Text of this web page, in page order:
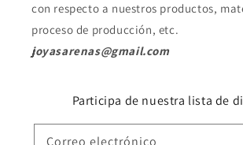
con respecto a nuestros productos,
proceso de producción, etc.
joyasarenas@gmail.com
Participa de nuestra lista de
Correo electrónico